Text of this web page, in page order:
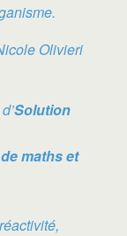
Olivieri
Solution
maths et